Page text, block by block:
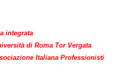
integrata
di Roma Tor Vergata
Italiana Professionisti